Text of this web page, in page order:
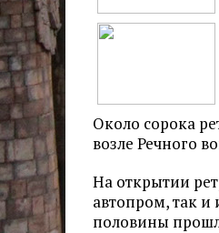
Около сорока
возле Речного
На открытии
автопром, так и
половины